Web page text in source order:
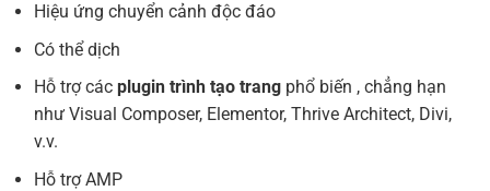
Hiệu ứng chuyển cảnh độc đáo
Có thể dịch
Hỗ trợ các plugin trình tạo trangphổ biến , chẳng hạn
như Visual Composer, Elementor, Thrive Architect, Divi,
v.v.
Hỗ trợ AMP